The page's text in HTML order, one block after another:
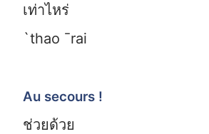
เท่าไหร่
`thao ¯rai
Au secours !
ช่วยด้วย